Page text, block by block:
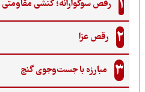
رقص سوگوارانه؛ کنشی مقاومتی
رقص عزا
مبارزه با جست‌وجوی گنج‌